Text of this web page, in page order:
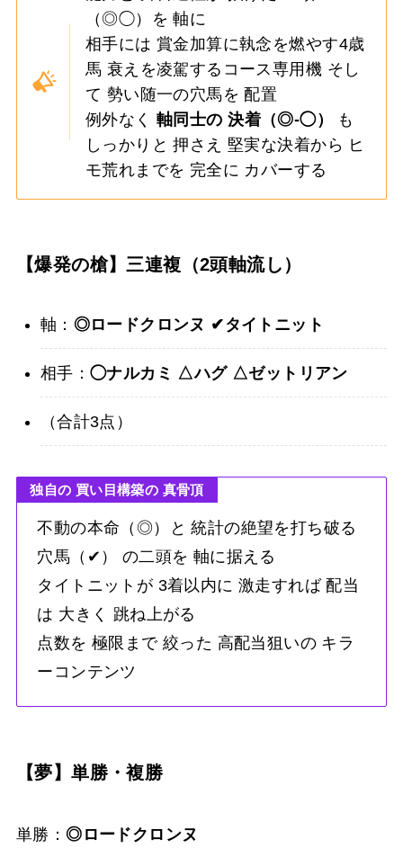
（◎◯）を 軸に
相手には 賞金加算に執念を燃やす4歳
馬 衰えを凌駕するコース専用機 そし
て 勢い随一の穴馬を 配置
例外なく軸同士の 決着（◎-◯）
も
しっかりと 押さえ 堅実な決着から ヒ
モ荒れまでを 完全に カバーする
【爆発の槍】三連複（2頭軸流し）
軸： ◎ロードクロンヌ ✔︎タイトニット
相手： ◯ナルカミ △ハグ △ゼットリアン
（合計3点）
独自の 買い目構築の 真骨頂
不動の本命（◎）と 統計の絶望を打ち破る
穴馬（✔︎） の二頭を 軸に据える
タイトニットが 3着以内に 激走すれば 配当
は 大きく 跳ね上がる
点数を 極限まで 絞った 高配当狙いの キラ
ーコンテンツ
【夢】単勝・複勝
単勝： ◎ロードクロンヌ